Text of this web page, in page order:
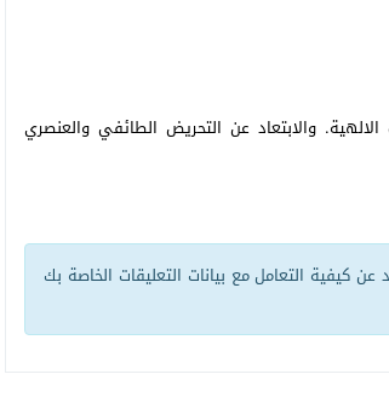
والابتعاد عن التحريض الطائفي والعنصري
عن كيفية التعامل مع بيانات التعليقات الخاصة بك